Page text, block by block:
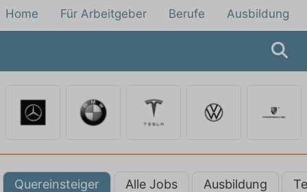
Home Für Arbeitgeber Berufe Ausbildung
Quereinsteiger Alle Jobs Ausbildung